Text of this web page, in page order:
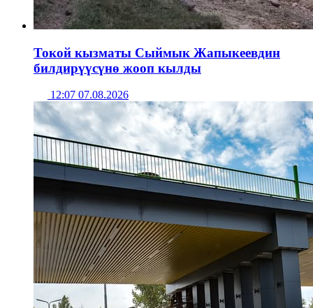
Токой кызматы Сыймык Жапыкеевдин
билдирүүсүнө жооп кылды
12:07 07.08.2026